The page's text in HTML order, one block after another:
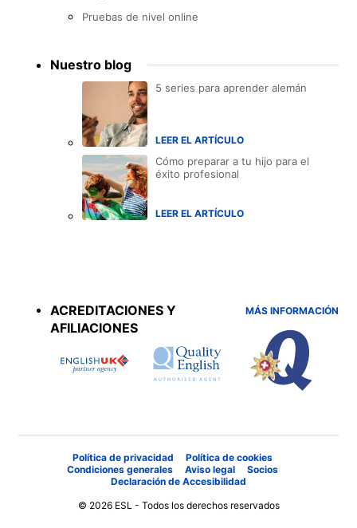
Pruebas de nivel online
Nuestro blog
5 series para aprender alemán
LEER EL ARTÍCULO
Cómo preparar a tu hijo para el
éxito profesional
LEER EL ARTÍCULO
ACREDITACIONES Y
AFILIACIONES
MÁS INFORMACIÓN
Política de privacidad
Política de cookies
Condiciones generales
Aviso legal
Socios
Declaración de Accesibilidad
© 2026 ESL - Todos los derechos reservados